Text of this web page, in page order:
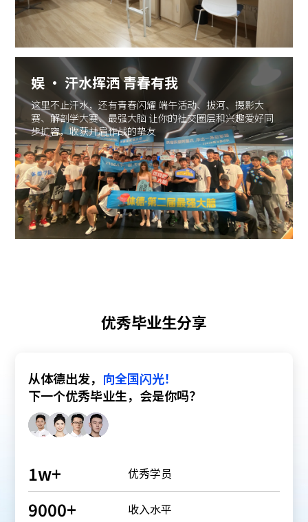
娱 · 汗水挥洒 青春有我
这里不止汗水，还有青春闪耀 端午活动、拔河、摄影大
赛、解剖学大赛、最强大脑 让你的社交圈层和兴趣爱好同
步扩容，收获并肩作战的挚友
优秀毕业生分享
从体德出发， 向全国闪光！
下一个优秀毕业生，会是你吗？
1w+ 优秀学员
9000+ 收入水平